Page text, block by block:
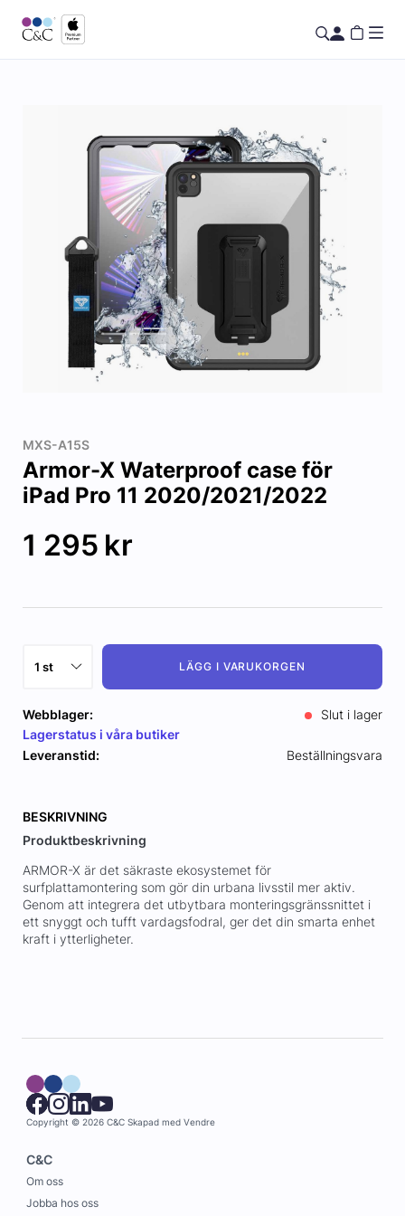
MXS-A15S
Armor-X Waterproof case för
iPad Pro 11 2020/2021/2022
1 295 kr
LÄGG I VARUKORGEN
Webblager:
Slut i lager
Lagerstatus i våra butiker
Leveranstid:
Beställningsvara
BESKRIVNING
Produktbeskrivning
ARMOR-X är det säkraste ekosystemet för
surfplattamontering som gör din urbana livsstil mer aktiv.
Genom att integrera det utbytbara monteringsgränssnittet i
ett snyggt och tufft vardagsfodral, ger det din smarta enhet
kraft i ytterligheter.
Copyright © 2026 C&C Skapad med Vendre
C&C
Om oss
Jobba hos oss